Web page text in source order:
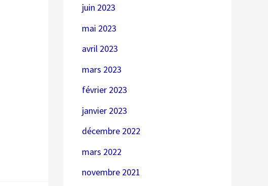
juin 2023
mai 2023
avril 2023
mars 2023
février 2023
janvier 2023
décembre 2022
mars 2022
novembre 2021